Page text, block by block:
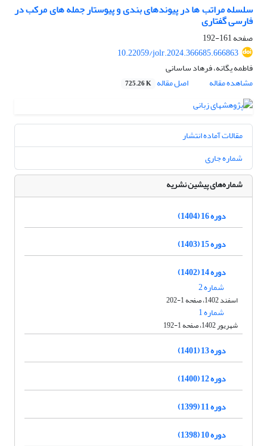
سلسله مراتب ها در پیوندهای بندی و پیوستار جمله های مرکب در
فارسی گفتاری
صفحه161-192
10.22059/jolr.2024.366685.666863
فاطمه یگانه، فرهاد ساسانی
مشاهده مقاله
اصل مقاله 725.26 K
مقالات آماده انتشار
شماره جاری
شماره‌های پیشین نشریه
دوره 16 (1404)
دوره 15 (1403)
دوره 14 (1402)
شماره 2
اسفند 1402، صفحه 1-202
شماره 1
شهریور 1402، صفحه 1-192
دوره 13 (1401)
دوره 12 (1400)
دوره 11 (1399)
دوره 10 (1398)